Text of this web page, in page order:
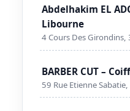
Abdelhakim EL
Libourne
4 Cours Des
BARBER CUT –
59 Rue Etienne